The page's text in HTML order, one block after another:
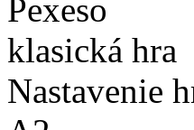
Pexeso
klasická hra
Nastavenie